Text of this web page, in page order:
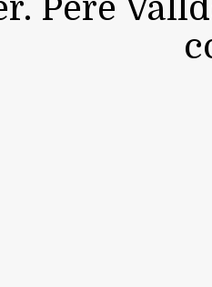
Pere